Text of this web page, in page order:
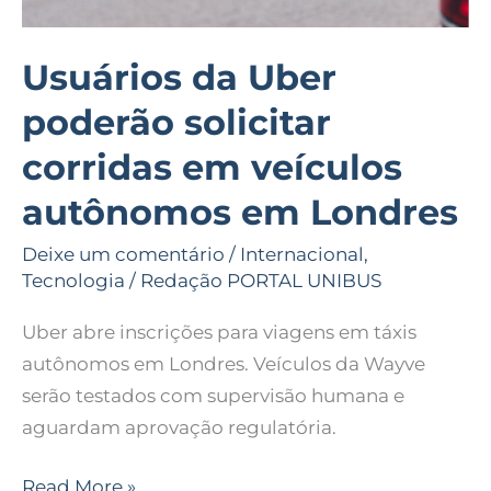
Usuários da Uber
poderão solicitar
corridas em veículos
autônomos em Londres
Deixe um comentário / Internacional,
Tecnologia / Redação PORTAL UNIBUS
Uber abre inscrições para viagens em táxis
autônomos em Londres. Veículos da Wayve
serão testados com supervisão humana e
aguardam aprovação regulatória.
Londres